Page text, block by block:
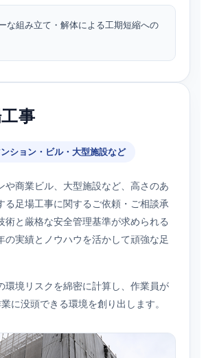
な組み立て・解体による工期短縮への
事
ション・ビル・大型施設など
や商業ビル、大型施設など、高さのあ
る足場工事に関するご依頼・ご相談承
術と厳格な安全管理基準が求められる
の実績とノウハウを活かして頑強な足
環境リスクを綿密に計算し、作業員が
に没頭できる環境を創り出します。